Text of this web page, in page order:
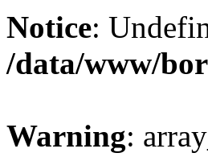
Notice:
/data/www/
Warning: